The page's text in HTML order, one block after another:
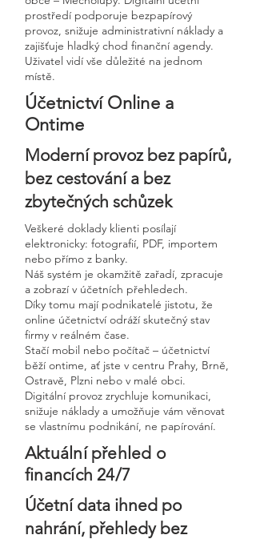
prostředí podporuje bezpapírový
provoz, snižuje administrativní náklady a
zajišťuje hladký chod finanční agendy.
Uživatel vidí vše důležité na jednom
místě.
Účetnictví Online a
Ontime
Moderní provoz bez papírů,
bez cestování a bez
zbytečných schůzek
Veškeré doklady klienti posílají
elektronicky: fotografií, PDF, importem
nebo přímo z banky.
Náš systém je okamžitě zařadí, zpracuje
a zobrazí v účetních přehledech.
Díky tomu mají podnikatelé jistotu, že
online účetnictví odráží skutečný stav
firmy v reálném čase.
Stačí mobil nebo počítač – účetnictví
běží ontime, ať jste v centru Prahy, Brně,
Ostravě, Plzni nebo v malé obci.
Digitální provoz zrychluje komunikaci,
snižuje náklady a umožňuje vám věnovat
se vlastnímu podnikání, ne papírování.
Aktuální přehled o
financích 24/7
Účetní data ihned po
nahrání, přehledy bez